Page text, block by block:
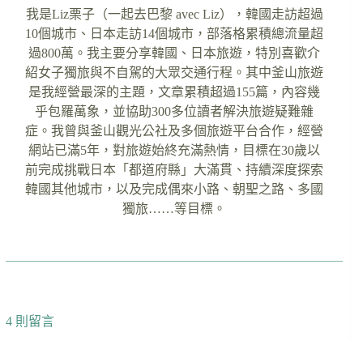
我是Liz栗子（一起去巴黎 avec Liz），韓國走訪超過
10個城市、日本走訪14個城市，部落格累積總流量超
過800萬。我主要分享韓國、日本旅遊，特別喜歡介
紹女子獨旅與不自駕的大眾交通行程。其中釜山旅遊
是我經營最深的主題，文章累積超過155篇，內容幾
乎包羅萬象，並協助300多位讀者解決旅遊疑難雜
症。我曾與釜山觀光公社及多個旅遊平台合作，經營
網站已滿5年，對旅遊始終充滿熱情，目標在30歲以
前完成挑戰日本「都道府縣」大滿貫、持續深度探索
韓國其他城市，以及完成偶來小路、朝聖之路、多國
獨旅……等目標。
4 則留言